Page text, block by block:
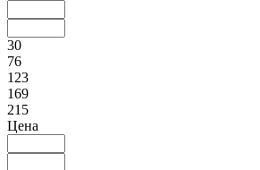
30
76
123
169
215
Цена